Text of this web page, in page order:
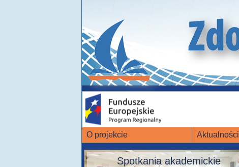
O projekcie Aktualności
Spotkania akademickie